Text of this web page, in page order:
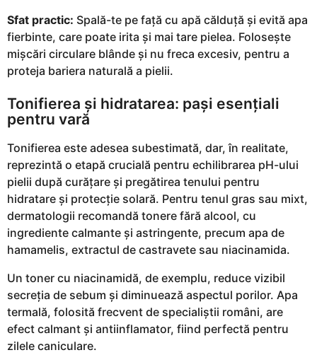
Sfat practic: Spală-te pe față cu apă călduță și evită apa
fierbinte, care poate irita și mai tare pielea. Folosește
mișcări circulare blânde și nu freca excesiv, pentru a
proteja bariera naturală a pielii.
Tonifierea și hidratarea: pași esențiali
pentru vară
Tonifierea este adesea subestimată, dar, în realitate,
reprezintă o etapă crucială pentru echilibrarea pH-ului
pielii după curățare și pregătirea tenului pentru
hidratare și protecție solară. Pentru tenul gras sau mixt,
dermatologii recomandă tonere fără alcool, cu
ingrediente calmante și astringente, precum apa de
hamamelis, extractul de castravete sau niacinamida.
Un toner cu niacinamidă, de exemplu, reduce vizibil
secreția de sebum și diminuează aspectul porilor. Apa
termală, folosită frecvent de specialiștii români, are
efect calmant și antiinflamator, fiind perfectă pentru
zilele caniculare.